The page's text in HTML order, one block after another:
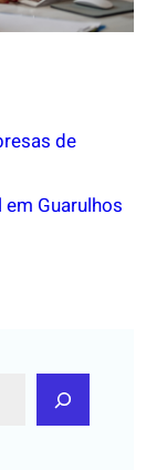
de
Guarulhos